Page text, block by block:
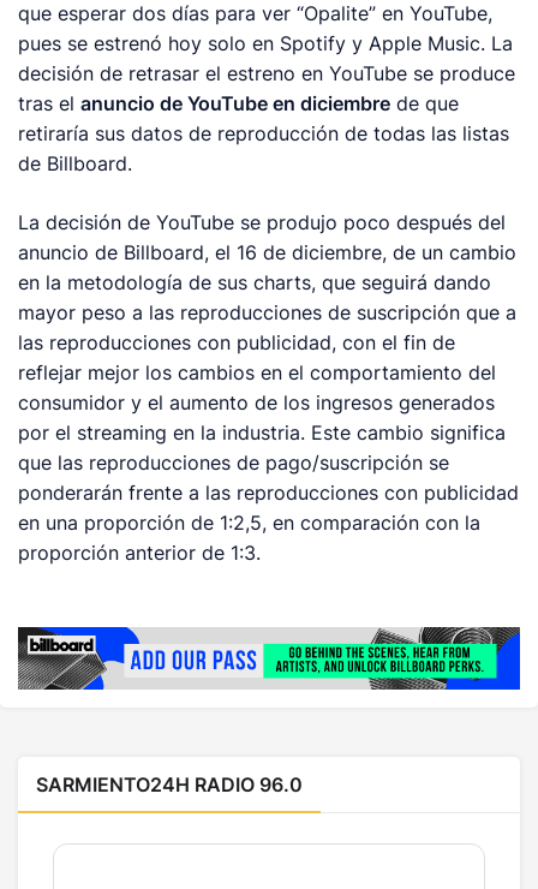
que esperar dos días para ver “Opalite” en YouTube,
pues se estrenó hoy solo en Spotify y Apple Music. La
decisión de retrasar el estreno en YouTube se produce
tras elanuncio de YouTube en diciembre de que
retiraría sus datos de reproducción de todas las listas
de Billboard.
La decisión de YouTube se produjo poco después del
anuncio de Billboard, el 16 de diciembre, de un cambio
en la metodología de suscharts, que seguirá dando
mayor peso a las reproducciones de suscripción que a
las reproducciones con publicidad, con el fin de
reflejar mejor los cambios en el comportamiento del
consumidor y el aumento de los ingresos generados
por el streaming en la industria. Este cambio significa
que las reproducciones de pago/suscripción se
ponderarán frente a las reproducciones con publicidad
en una proporción de 1:2,5, en comparación con la
proporción anterior de 1:3.
SARMIENTO24H RADIO 96.0